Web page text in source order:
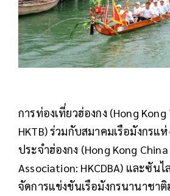
การท่องเที่ยวฮ่องกง (Hong Kong
HKTB)ร่วมกับสมาคมเรือมังกรแ
ประจำฮ่องกง (Hong Kong
Association: HKCDBA) และซัน
จัดการแข่งขันเรือมังกรนานาชา